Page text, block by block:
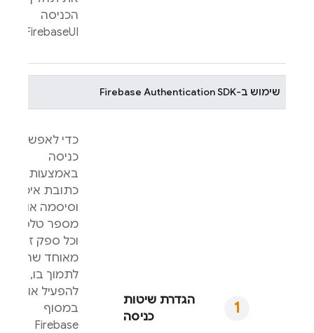
הכניסה
FirebaseUI
שימוש ב- Firebase AuthenticationSDK
הגדרת שיטות
כניסה
כדי לאפשר
כניסה
באמצעות
כתובת אימייל
וסיסמה או
מספר טלפון,
וכל ספק זהויות
מאוחד שרוצים
לתמוך בו, צריך
להפעיל אותם
במסוף
Firebase